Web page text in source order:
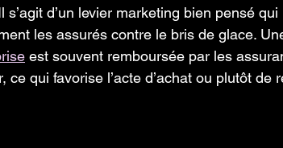
s’agit d’un levier marketing bien pensé
les assurés contre le bris de glace.
est souvent remboursée par les
ce qui favorise l’acte d’achat ou plutôt de